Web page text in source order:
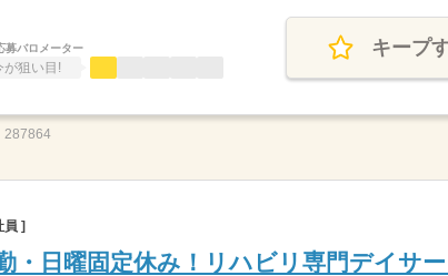
募バロメーター
が狙い目!
キープ
287864
員 ]
・日曜固定休み！リハビリ専門デイサ